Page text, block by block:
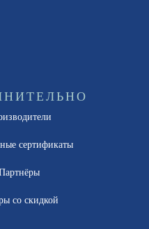
сертификаты
со скидкой